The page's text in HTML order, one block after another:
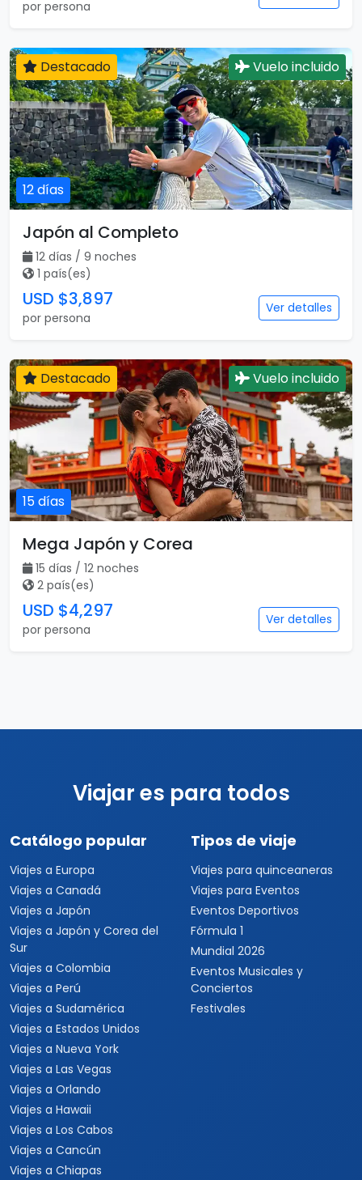
por persona
12 días
Destacado Vuelo incluido
Japón al Completo
12 días / 9 noches
1 país(es)
USD $3,897
por persona
Ver detalles
15 días
Destacado Vuelo incluido
Mega Japón y Corea
15 días / 12 noches
2 país(es)
USD $4,297
por persona
Ver detalles
Viajar es para todos
Catálogo popular
Viajes a Europa
Viajes a Canadá
Viajes a Japón
Viajes a Japón y Corea del
Sur
Viajes a Colombia
Viajes a Perú
Viajes a Sudamérica
Viajes a Estados Unidos
Viajes a Nueva York
Viajes a Las Vegas
Viajes a Orlando
Viajes a Hawaii
Viajes a Los Cabos
Viajes a Cancún
Viajes a Chiapas
Tipos de viaje
Viajes para quinceaneras
Viajes para Eventos
Eventos Deportivos
Fórmula 1
Mundial 2026
Eventos Musicales y
Conciertos
Festivales